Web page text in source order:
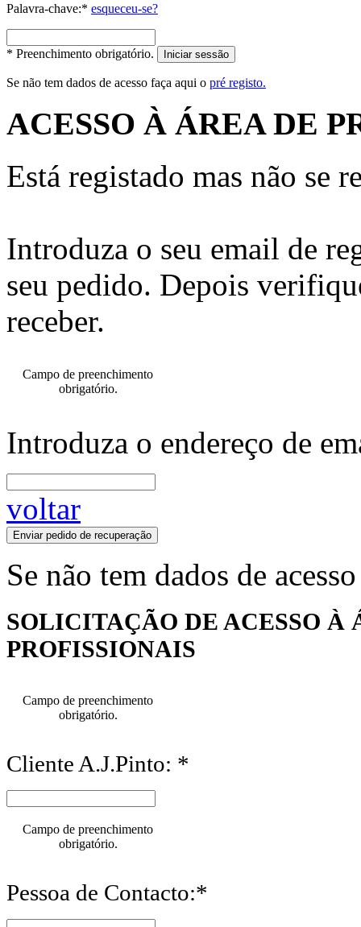
Palavra-chave:* esqueceu-se?
* Preenchimento obrigatório. Iniciar sessão
Se não tem dados de acesso faça aqui o pré registo.
ACESSO À ÁREA DE
Está registado mas não se
Introduza o seu email de
seu pedido. Depois
receber.
Campo de preenchimento
obrigatório.
Introduza o endereço de
voltar
Enviar pedido de recuperação
Se não tem dados de
SOLICITAÇÃO DE ACESSO À
PROFISSIONAIS
Campo de preenchimento
obrigatório.
Cliente A.J.Pinto: *
Campo de preenchimento
obrigatório.
Pessoa de Contacto:*